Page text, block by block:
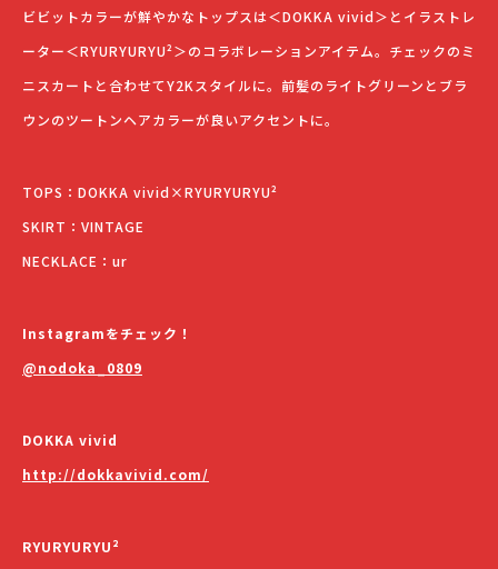
ビビットカラーが鮮やかなトップスは＜DOKKA vivid＞とイラストレ
ーター＜RYURYURYU²＞のコラボレーションアイテム。チェックのミ
ニスカートと合わせてY2Kスタイルに。前髪のライトグリーンとブラ
ウンのツートンヘアカラーが良いアクセントに。
TOPS：DOKKA vivid×RYURYURYU²
SKIRT：VINTAGE
NECKLACE：ur
Instagramをチェック！
@nodoka_0809
DOKKA vivid
http://dokkavivid.com/
RYURYURYU²